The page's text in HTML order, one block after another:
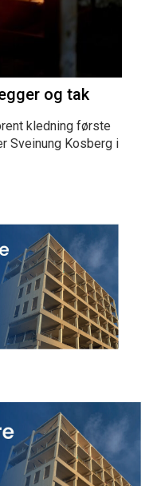
og tak
kledning første
Sveinung Kosberg i